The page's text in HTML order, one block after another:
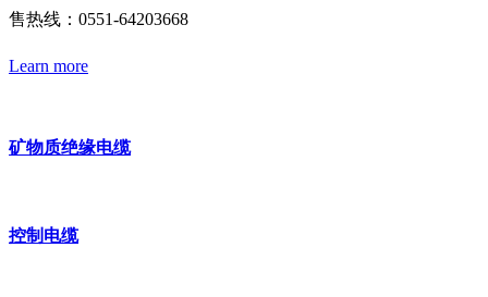
售热线：0551-64203668
Learn more
矿物质绝缘电缆
控制电缆